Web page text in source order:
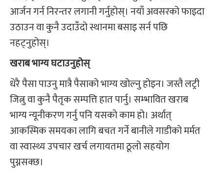
आर्जन गर्न निरन्तर लगानी गर्नुहोस्। नयाँ अवसरको फाइदा
उठाउन वा कुनै उदाउँदो स्थानमा बसाइ सर्न पछि
नहट्नुहोस्।
खराब भाग्य घटाउनुहोस्
धेरै पैसा पाउनु मात्रै पैसाको भाग्य खोल्नु होइन। जस्तै लट्री
जित्नु वा कुनै पैतृक सम्पत्ति हात पार्नु। सम्भावित खराब
भाग्य न्यूनीकरण गर्नु पनि यसको काम हो। अर्थात्
आकस्मिक समयका लागि बचत गर्ने बानीले गाडीको मर्मत
वा स्वास्थ्य उपचार खर्च लगायतमा ठूलो सहयोग
पुग्नसक्छ।